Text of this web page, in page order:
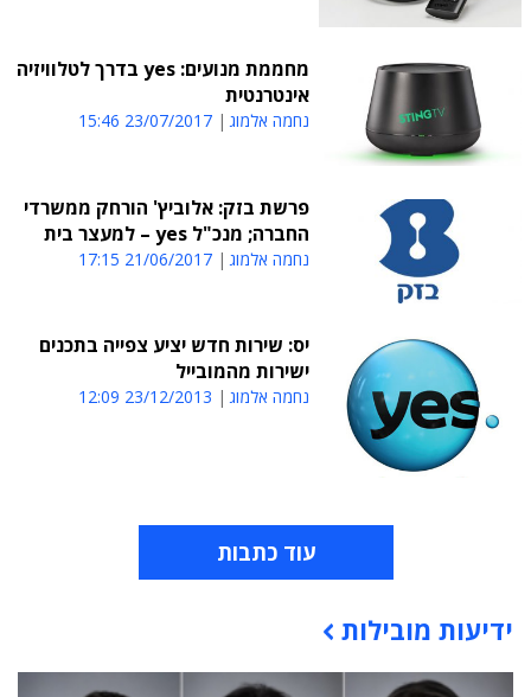
מחממת מנועים: yes בדרך לטלוויזיה
אינטרנטית
נחמה אלמוג 23/07/2017 15:46
פרשת בזק: אלוביץ' הורחק ממשרדי
החברה; מנכ"ל yes – למעצר בית
נחמה אלמוג 21/06/2017 17:15
יס: שירות חדש יציע צפייה בתכנים
ישירות מהמובייל
נחמה אלמוג 23/12/2013 12:09
עוד כתבות
תוכן פרסומי
ידיעות מובילות